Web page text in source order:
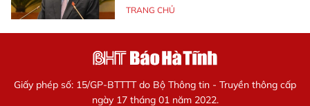
TRANG CHỦ
Giấy phép số: 15/GP-BTTTT do Bộ Thông tin - Truyền thông cấp
ngày 17 tháng 01 năm 2022.